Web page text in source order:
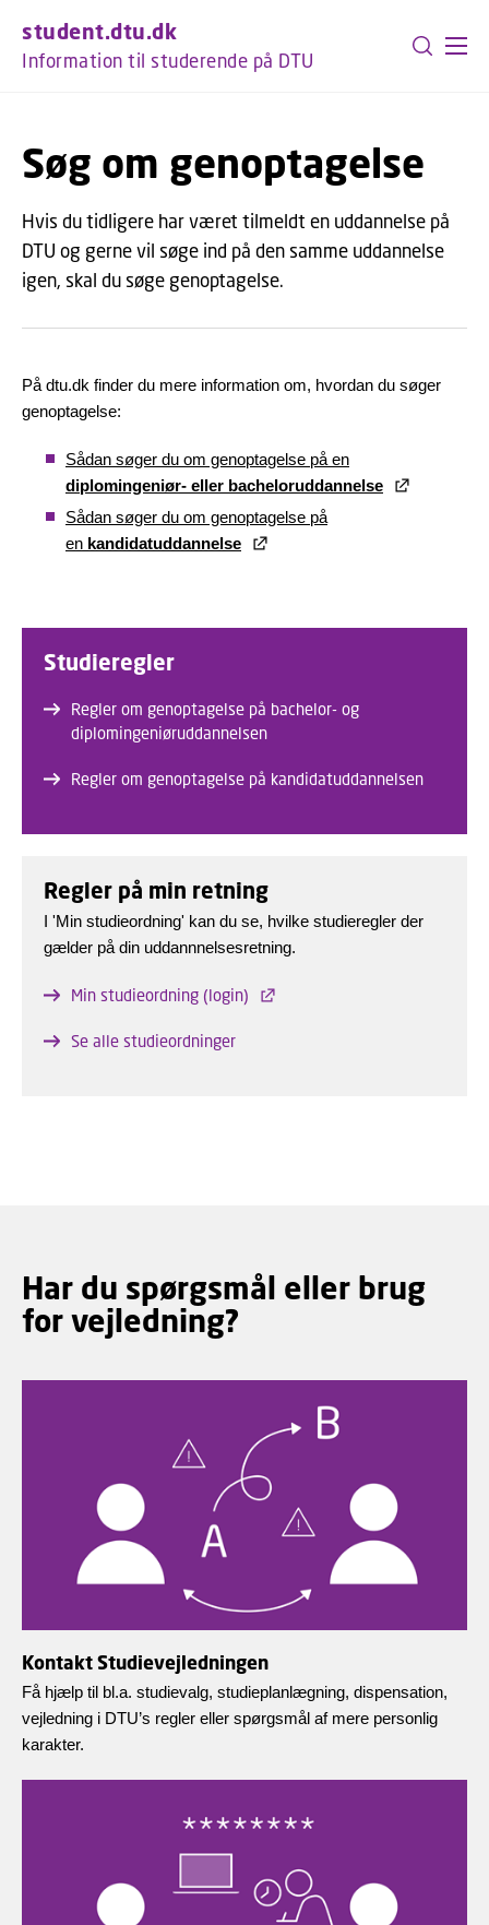
student.dtu.dk
Information til studerende på DTU
Søg om genoptagelse
Hvis du tidligere har været tilmeldt en uddannelse på
DTU og gerne vil søge ind på den samme uddannelse
igen, skal du søge genoptagelse.
På dtu.dk finder du mere information om, hvordan du søger
genoptagelse:
Sådan søger du om genoptagelse på en
diplomingeniør- eller bacheloruddannelse
Sådan søger du om genoptagelse på
en kandidatuddannelse
Studieregler
Regler om genoptagelse på bachelor- og
diplomingeniøruddannelsen
Regler om genoptagelse på kandidatuddannelsen
Regler på min retning
I 'Min studieordning' kan du se, hvilke studieregler der
gælder på din uddannnelsesretning.
Min studieordning (login)
Se alle studieordninger
Har du spørgsmål eller brug
for vejledning?
Kontakt Studievejledningen
Få hjælp til bl.a. studievalg, studieplanlægning, dispensation,
vejledning i DTU’s regler eller spørgsmål af mere personlig
karakter.